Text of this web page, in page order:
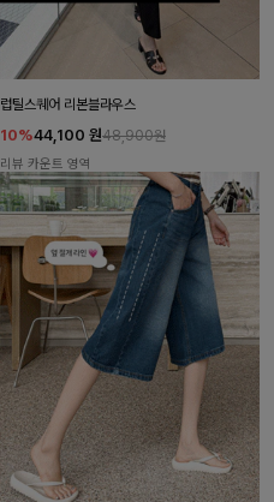
럽틸스퀘어 리본블라우스
10%44,100 원48,900원
리뷰 카운트 영역